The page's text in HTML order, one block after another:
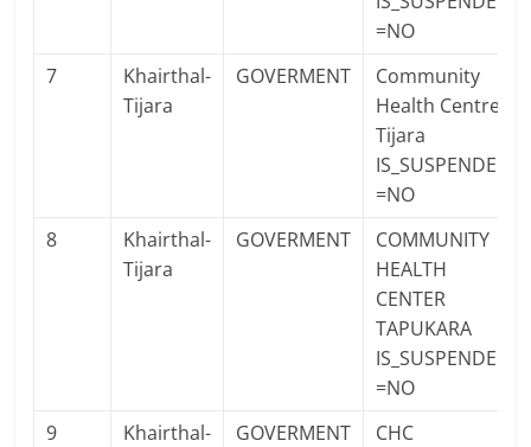
=NO
7
Khairthal-
Tijara
GOVERMENT
Community
Health Centre
Tijara
IS_SUSPENDED
=NO
8
Khairthal-
Tijara
GOVERMENT
COMMUNITY
HEALTH
CENTER
TAPUKARA
IS_SUSPENDED
=NO
9
Khairthal-
GOVERMENT
CHC